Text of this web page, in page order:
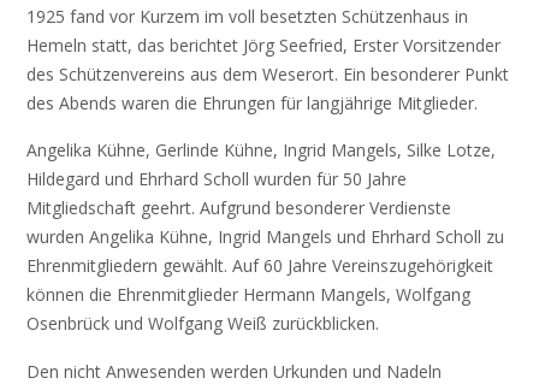
1925 fand vor Kurzem im voll besetzten Schützenhaus in
Hemeln statt, das berichtet Jörg Seefried, Erster Vorsitzender
des Schützenvereins aus dem Weserort. Ein besonderer Punkt
des Abends waren die Ehrungen für langjährige Mitglieder.
Angelika Kühne, Gerlinde Kühne, Ingrid Mangels, Silke Lotze,
Hildegard und Ehrhard Scholl wurden für 50 Jahre
Mitgliedschaft geehrt. Aufgrund besonderer Verdienste
wurden Angelika Kühne, Ingrid Mangels und Ehrhard Scholl zu
Ehrenmitgliedern gewählt. Auf 60 Jahre Vereinszugehörigkeit
können die Ehrenmitglieder Hermann Mangels, Wolfgang
Osenbrück und Wolfgang Weiß zurückblicken.
Den nicht Anwesenden werden Urkunden und Nadeln